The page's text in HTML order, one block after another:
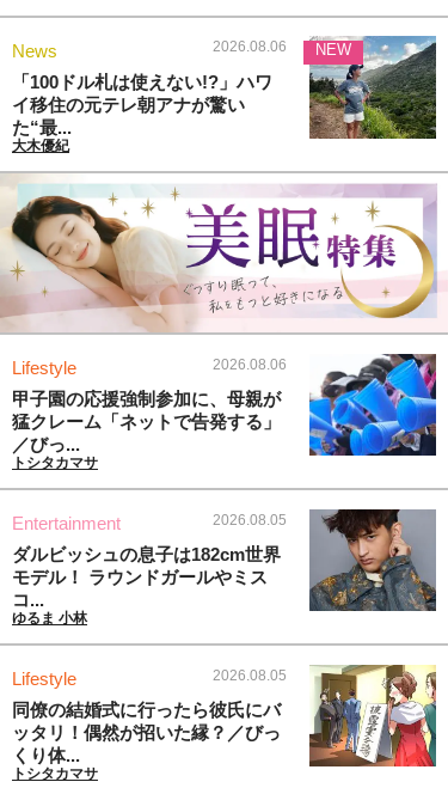
News 2026.08.06
「100ドル札は使えない!?」ハワ
イ移住の元テレ朝アナが驚い
た“最...
大木優紀
NEW
Lifestyle 2026.08.06
甲子園の応援強制参加に、母親が
猛クレーム「ネットで告発する」
／びっ...
トシタカマサ
Entertainment 2026.08.05
ダルビッシュの息子は182cm世界
モデル！ ラウンドガールやミス
コ...
ゆるま 小林
Lifestyle 2026.08.05
同僚の結婚式に行ったら彼氏にバ
ッタリ！偶然が招いた縁？／びっ
くり体...
トシタカマサ